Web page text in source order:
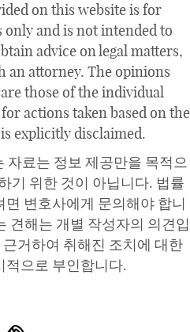
on this website is for
and is not intended to
advice on legal matters,
an attorney. The opinions
those of the individual
actions taken based on the
explicitly disclaimed.
자료는 정보 제공만을 목적으
기 위한 것이 아닙니다. 법률
변호사에게 문의해야 합니
견해는 개별 작성자의 의견입
거하여 취해진 조치에 대한
적으로 부인합니다.